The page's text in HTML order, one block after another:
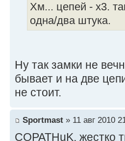
Хм... цепей - х3.
одна/два штука.
Ну так замки не
бывает и на две
не стоит.
Sportmast » 11 авг 2010
COPATHuK, жестко